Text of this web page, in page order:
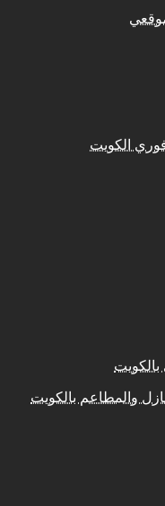
الكويت
والمطاعم بالكويت